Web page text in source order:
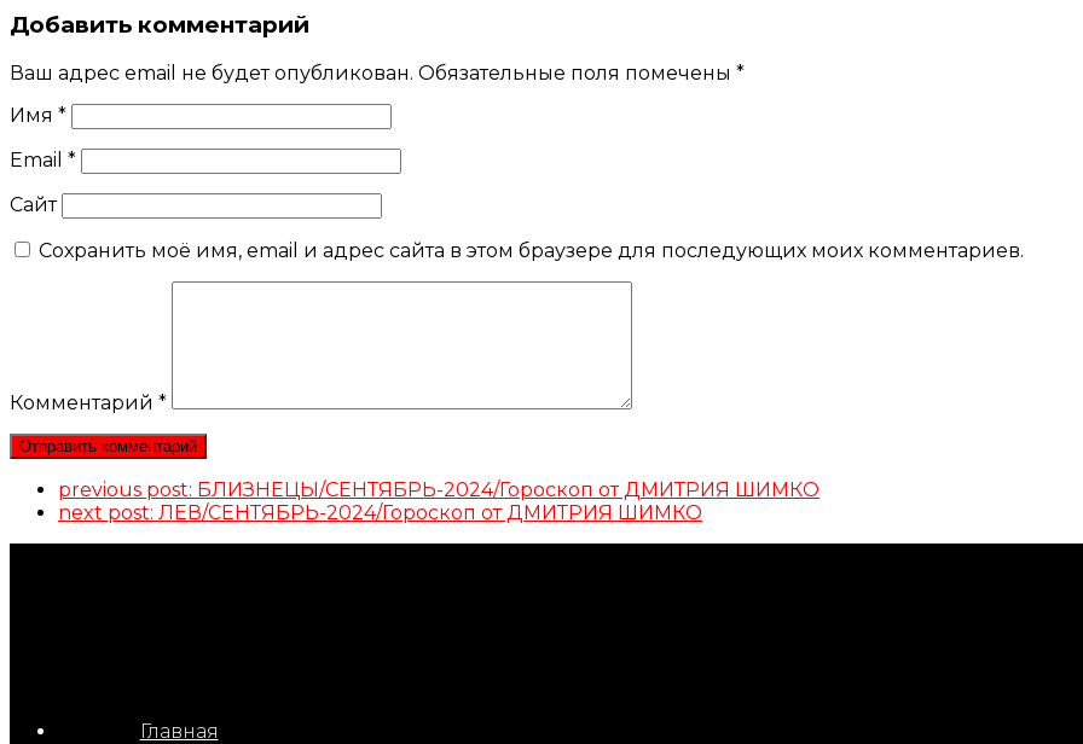
Добавить комментарий
Ваш адрес email не будет опубликован. Обязательные поля помечены *
Имя *
Email *
Сайт
Сохранить моё имя, email и адрес сайта в этом браузере для последующих моих комментариев.
Комментарий *
previous post: БЛИЗНЕЦЫ/СЕНТЯБРЬ-2024/Гороскоп от ДМИТРИЯ ШИМКО
next post: ЛЕВ/СЕНТЯБРЬ-2024/Гороскоп от ДМИТРИЯ ШИМКО
Главная